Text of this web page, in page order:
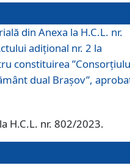
din Anexa la H.C.L. nr.
adițional nr. 2 la
constituirea
dual Brașov”,
H.C.L. nr. 802/2023.